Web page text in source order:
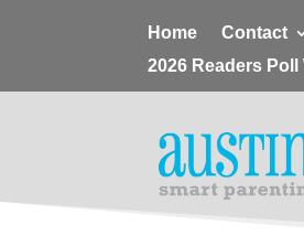
Home Contact
2026 Readers